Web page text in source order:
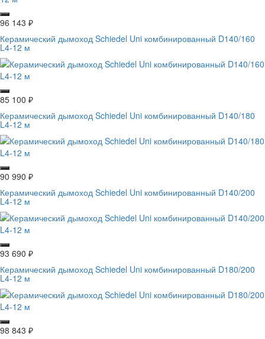
96 143 ₽
Керамический дымоход Schiedel Uni комбинированный D140/160
L4-12 м
85 100 ₽
Керамический дымоход Schiedel Uni комбинированный D140/180
L4-12 м
90 990 ₽
Керамический дымоход Schiedel Uni комбинированный D140/200
L4-12 м
93 690 ₽
Керамический дымоход Schiedel Uni комбинированный D180/200
L4-12 м
98 843 ₽